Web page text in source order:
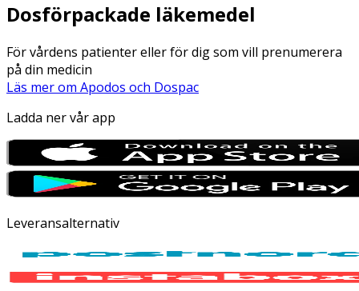
Dosförpackade läkemedel
För vårdens patienter eller för dig som vill prenumerera
på din medicin
Läs mer om Apodos och Dospac
Ladda ner vår app
Leveransalternativ